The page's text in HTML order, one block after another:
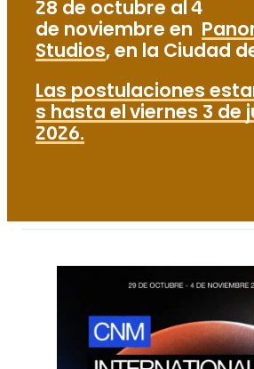
28 de octubre al 4
de noviembre en
Studios, en la Ciudad
Las postulaciones
s hasta el viernes 3 de
2026.